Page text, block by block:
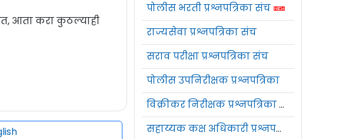
आता करा कुठल्याही
पोलीस भरती प्रश्नपत्रिका संच
राज्यसेवा प्रश्नपत्रिका संच
सराव परीक्षा प्रश्नपत्रिका संच
पोलीस उपनिरीक्षक प्रश्नपत्रिका
विक्रीकर निरीक्षक प्रश्नपत्रिका संच
सहाय्यक कक्ष अधिकारी प्रश्नपत्रिका संच